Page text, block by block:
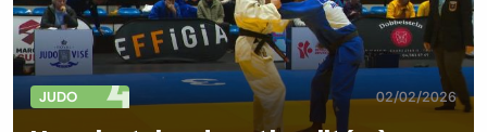
JUDO 02/02/2026